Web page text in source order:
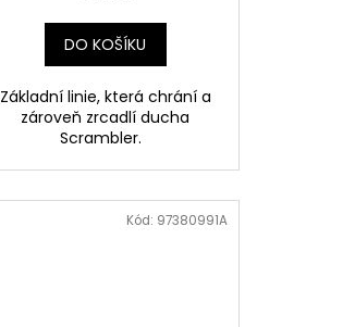
DO KOŠÍKU
Základní linie, která chrání a
zároveň zrcadlí ducha
Scrambler.
Kód: 97380991A